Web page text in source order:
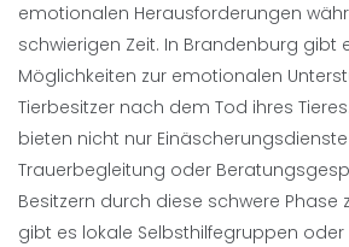
emotionalen Herausforderungen
schwierigen Zeit. In Brandenburg gibt
Möglichkeiten zur emotionalen
Tierbesitzer nach dem Tod ihres
bieten nicht nur
Trauerbegleitung oder
Besitzern durch diese schwere Phase
gibt es lokale Selbsthilfegruppen oder